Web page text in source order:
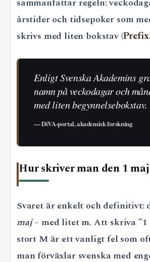
årstider och tidsepoker som
skrivs med liten bokstav (
Enligt Svenska Akademins
namn på veckodagar och
med liten begynnelsebokstav.
— DiVA-portal, akademisk forskning
Hur skriver man den 1
Svaret är enkelt och definitivt:
maj– med litet m. Att skriva ”1
stort M är ett vanligt fel som
man förväxlar svenska med